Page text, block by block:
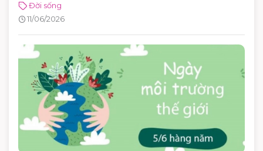
thứ ba của tháng 6) — rất tiện để cả nhà lên lịch đi chơi, mua
sắm và ăn uống trong một buổi.
Đời sống
11/06/2026